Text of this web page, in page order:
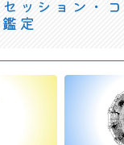
ッション・
定